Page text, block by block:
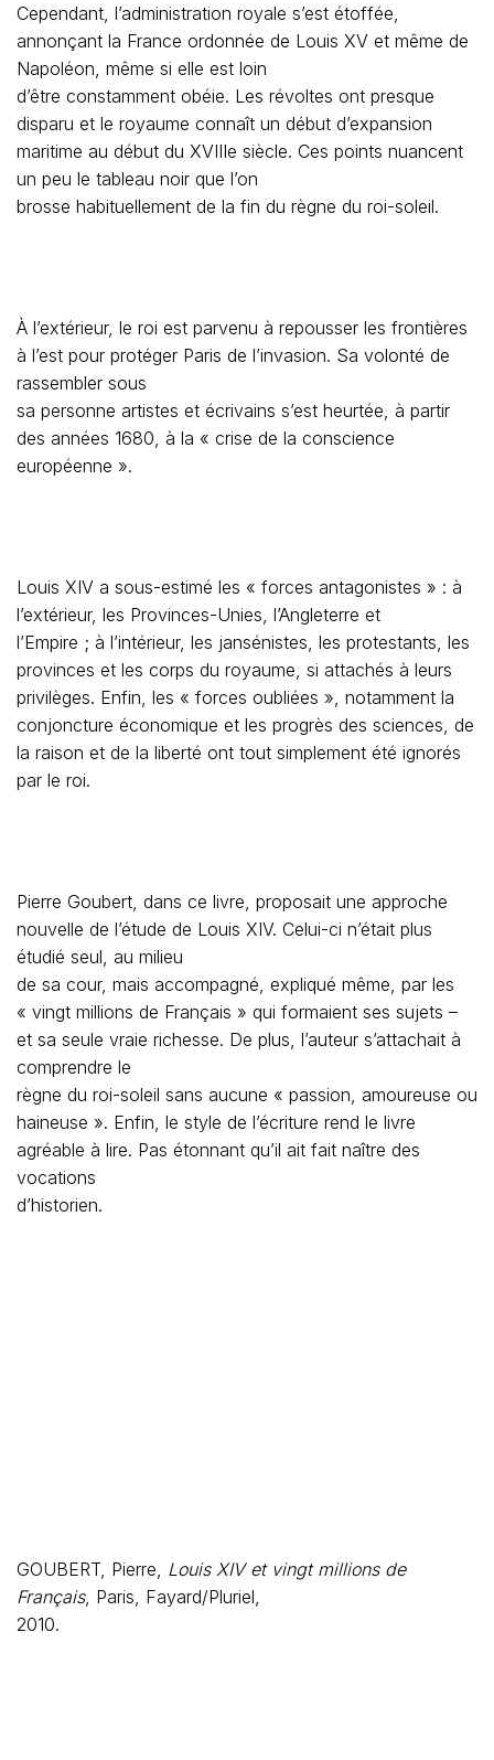
Cependant, l’administration royale s’est étoffée,
annonçant la France ordonnée de Louis XV et même de
Napoléon, même si elle est loin
d’être constamment obéie. Les révoltes ont presque
disparu et le royaume connaît un début d’expansion
maritime au début du XVIIIe siècle. Ces points nuancent
un peu le tableau noir que l’on
brosse habituellement de la fin du règne du roi-soleil.
À l’extérieur, le roi est parvenu à repousser les frontières
à l’est pour protéger Paris de l’invasion. Sa volonté de
rassembler sous
sa personne artistes et écrivains s’est heurtée, à partir
des années 1680, à la « crise de la conscience
européenne ».
Louis XIV a sous-estimé les « forces antagonistes » : à
l’extérieur, les Provinces-Unies, l’Angleterre et
l’Empire ; à l’intérieur, les jansénistes, les protestants, les
provinces et les corps du royaume, si attachés à leurs
privilèges. Enfin, les « forces oubliées », notamment la
conjoncture économique et les progrès des sciences, de
la raison et de la liberté ont tout simplement été ignorés
par le roi.
Pierre Goubert, dans ce livre, proposait une approche
nouvelle de l’étude de Louis XIV. Celui-ci n’était plus
étudié seul, au milieu
de sa cour, mais accompagné, expliqué même, par les
« vingt millions de Français » qui formaient ses sujets –
et sa seule vraie richesse. De plus, l’auteur s’attachait à
comprendre le
règne du roi-soleil sans aucune « passion, amoureuse ou
haineuse ». Enfin, le style de l’écriture rend le livre
agréable à lire. Pas étonnant qu’il ait fait naître des
vocations
d’historien.
GOUBERT, Pierre, Louis XIV et vingt millions de
Français, Paris, Fayard/Pluriel,
2010.